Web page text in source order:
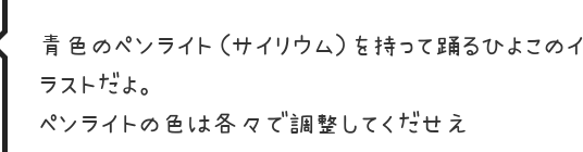
青色のペンライト（サイリウム）を持って踊るひよこのイ
ラストだよ。
ペンライトの色は各々で調整してくだせえ